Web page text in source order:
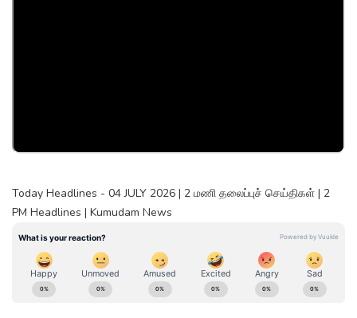
Today Headlines - 04 JULY 2026 | 2 மணி தலைப்புச் செய்திகள் | 2
PM Headlines | Kumudam News